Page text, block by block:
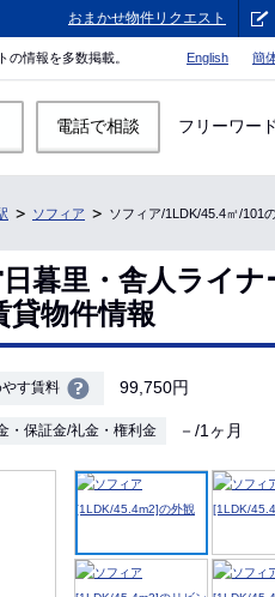
おまかせ物件リクエスト
情報を多数掲載。 English 簡
電話で相談 フリーワー
ソフィア ソフィア/1LDK/45.4㎡/101
暮里・舎人ライナ
貸物件情報
す賃料 99,750円
・保証金/礼金・権利金 －/1ヶ月